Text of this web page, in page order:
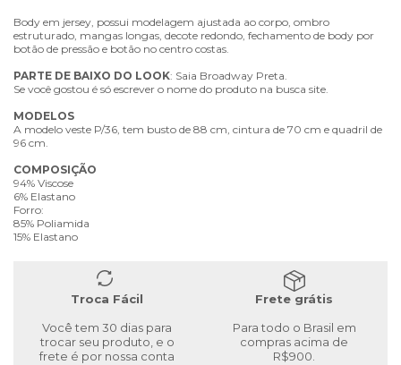
Body em jersey, possui modelagem ajustada ao corpo, ombro
estruturado, mangas longas, decote redondo, fechamento de body por
botão de pressão e botão no centro costas.
PARTE DE BAIXO DO LOOK: Saia Broadway Preta.
Se você gostou é só escrever o nome do produto na busca site.
MODELOS
A modelo veste P/36, tem busto de 88 cm, cintura de 70 cm e quadril de
96 cm.
COMPOSIÇÃO
94% Viscose
6% Elastano
Forro:
85% Poliamida
15% Elastano
Troca Fácil
Você tem 30 dias para
trocar seu produto, e o
frete é por nossa conta
Frete grátis
Para todo o Brasil em
compras acima de
R$900.